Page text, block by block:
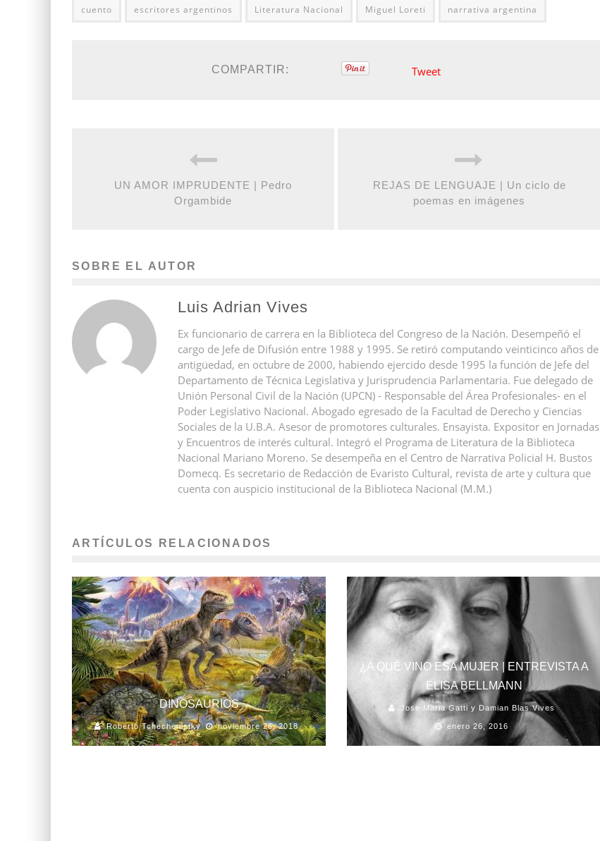
cuento escritores argentinos Literatura Nacional Miguel Loreti narrativa argentina
COMPARTIR: Tweet
UN AMOR IMPRUDENTE | Pedro
Orgambide
REJAS DE LENGUAJE | Un ciclo de
poemas en imágenes
SOBRE EL AUTOR
Luis Adrian Vives
Ex funcionario de carrera en la Biblioteca del Congreso de la Nación. Desempeñó el
cargo de Jefe de Difusión entre 1988 y 1995. Se retiró computando veinticinco años de
antigüedad, en octubre de 2000, habiendo ejercido desde 1995 la función de Jefe del
Departamento de Técnica Legislativa y Jurisprudencia Parlamentaria. Fue delegado de
Unión Personal Civil de la Nación (UPCN) - Responsable del Área Profesionales- en el
Poder Legislativo Nacional. Abogado egresado de la Facultad de Derecho y Ciencias
Sociales de la U.B.A. Asesor de promotores culturales. Ensayista. Expositor en Jornadas
y Encuentros de interés cultural. Integró el Programa de Literatura de la Biblioteca
Nacional Mariano Moreno. Se desempeña en el Centro de Narrativa Policial H. Bustos
Domecq. Es secretario de Redacción de Evaristo Cultural, revista de arte y cultura que
cuenta con auspicio institucional de la Biblioteca Nacional (M.M.)
ARTÍCULOS RELACIONADOS
DINOSAURIOS
Roberto Tchechenistky noviembre 26, 2018
¿A QUÉ VINO ESA MUJER | ENTREVISTA A
ELISA BELLMANN
Jose Maria Gatti y Damian Blas Vives
enero 26, 2016